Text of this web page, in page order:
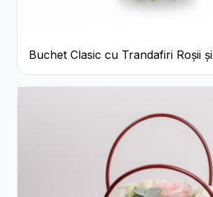
Buchet Clasic cu Trandafiri Roșii și
Gypsophila